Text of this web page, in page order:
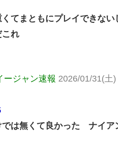
てまともにプレイできな
これ
ージャン速報 2026/01/31(土
では無くて良かった ナイア